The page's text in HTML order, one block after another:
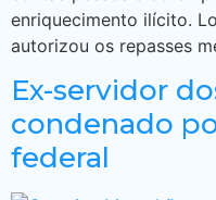
enriquecimento ilícito.
autorizou os repasses
Ex-servidor
condenado
federal